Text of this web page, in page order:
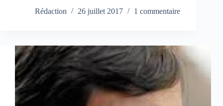
Rédaction
26 juillet 2017 1 commentaire